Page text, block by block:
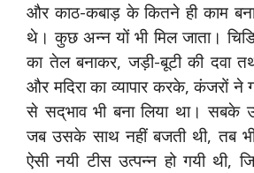
और काठ-कबाड़ के कितने ही काम
थे। कुछ अन्न यों भी मिल जाता।
का तेल बनाकर, जड़ी-बूटी की दवा
और मदिरा का व्यापार करके, कंजरों ने
से सद्‌भाव भी बना लिया था। सबके
जब उसके साथ नहीं बजती थी, तब
ऐसी नयी टीस उत्पन्न हो गयी थी,